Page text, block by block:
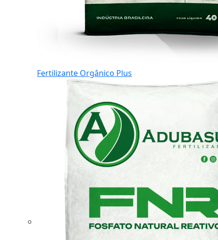
Fertilizante Orgânico Plus